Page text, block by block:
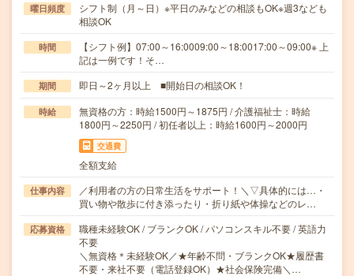
曜日頻度
シフト制（月～日）※平日のみなどの相談もOK※週3なども
相談OK
時間
【シフト例】07:00～16:0009:00～18:0017:00～09:00※ 上
記は一例です！そ…
期間 即日～2ヶ月以上 ■開始日の相談OK！
時給
無資格の方：時給1500円～1875円 / 介護福祉士：時給
1800円～2250円 / 初任者以上：時給1600円～2000円
交通費
全額支給
仕事内容
／利用者の方の日常生活をサポート！＼▽具体的には…・
買い物や散歩に付き添ったり・折り紙や体操などのレ…
応募資格
職種未経験OK / ブランクOK / パソコンスキル不要 / 英語力
不要
＼無資格＊未経験OK／★年齢不問・ブランクOK★履歴書
不要・来社不要（電話登録OK）★社会保険完備＼…